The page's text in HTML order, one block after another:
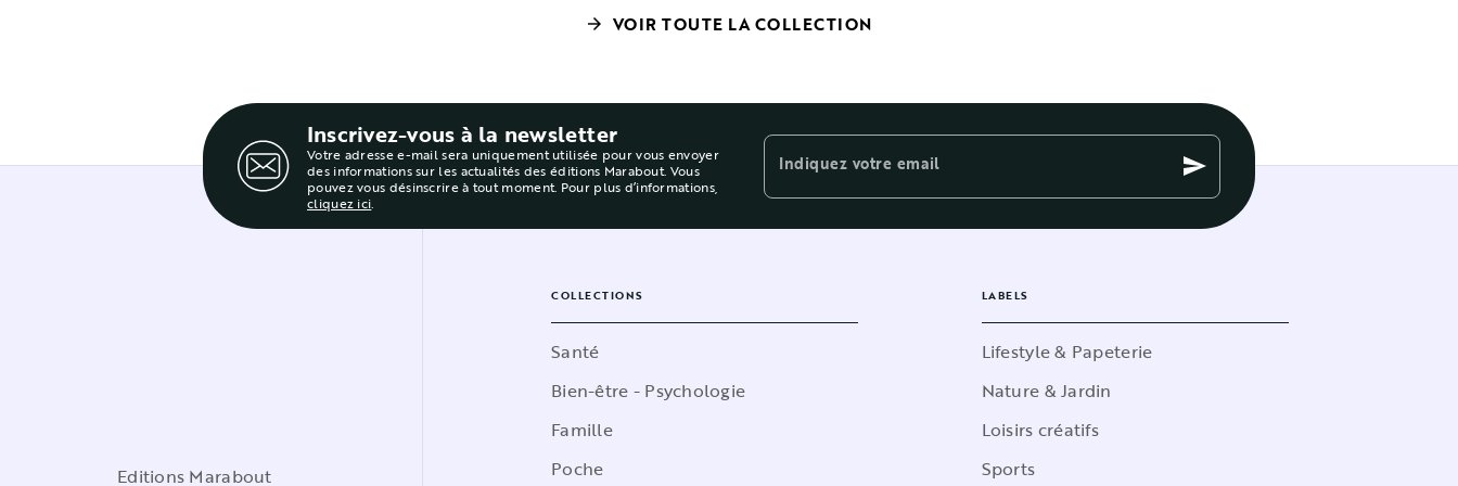
arrow_forward VOIR TOUTE LA COLLECTION
Inscrivez-vous à la newsletter
Votre adresse e-mail sera uniquement utilisée pour vous envoyer
des informations sur les actualités des éditions Marabout. Vous
pouvez vous désinscrire à tout moment. Pour plus d’informations,
cliquez ici.
Indiquez votre email send
Editions Marabout
COLLECTIONS
Santé
Bien-être - Psychologie
Famille
Poche
LABELS
Lifestyle & Papeterie
Nature & Jardin
Loisirs créatifs
Sports